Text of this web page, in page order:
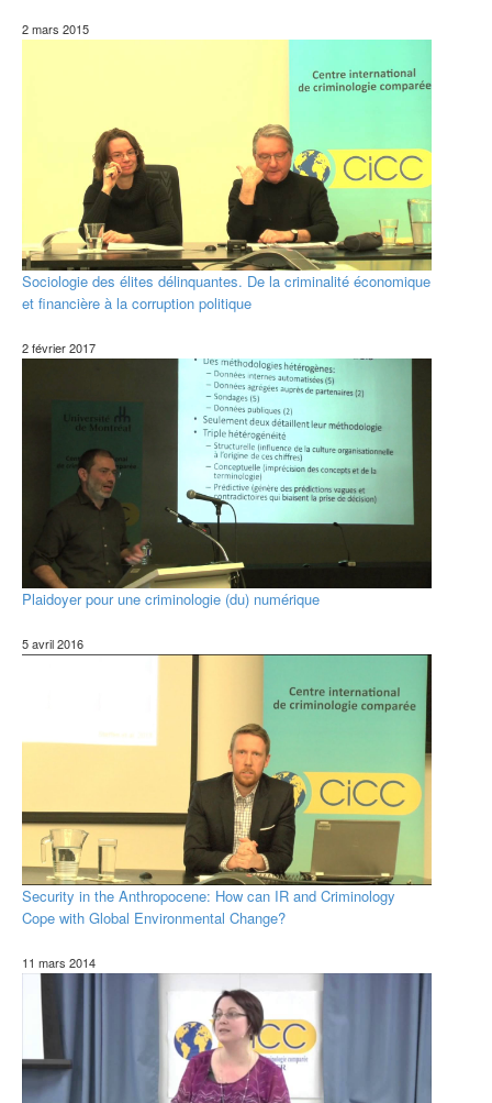
2 mars 2015
Sociologie des élites délinquantes. De la criminalité économique
et financière à la corruption politique
2 février 2017
Plaidoyer pour une criminologie (du) numérique
5 avril 2016
Security in the Anthropocene: How can IR and Criminology
Cope with Global Environmental Change?
11 mars 2014